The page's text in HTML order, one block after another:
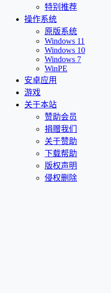
特别推荐
操作系统
原版系统
Windows 11
Windows 10
Windows 7
WinPE
安卓应用
游戏
关于本站
赞助会员
捐赠我们
关于赞助
下载帮助
版权声明
侵权删除